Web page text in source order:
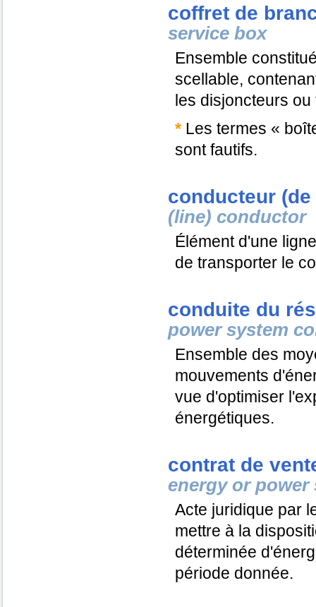
coffret de
service box
Ensemble
scellable,
les disjoncteurs
* Les termes «
sont fautifs.
conducteur
(line) conductor
Élément d'une
de transporter le
conduite du
power system
Ensemble des
mouvements
vue d'optimiser
énergétiques.
contrat de
energy or power
Acte juridique par
mettre à la
déterminée
période donnée.